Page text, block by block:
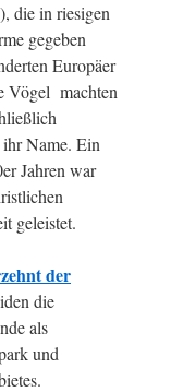
die in riesigen
gegeben
Europäer
Vögel machten
Name. Ein
Jahren war
geleistet.
der
die
als
und